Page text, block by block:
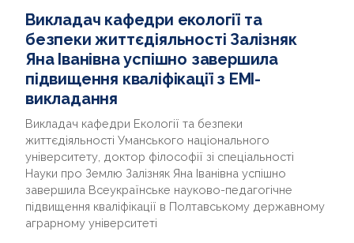
Викладач кафедри екології та
безпеки життєдіяльності Залізняк
Яна Іванівна успішно завершила
підвищення кваліфікації з EMI-
викладання
Викладач кафедри Екології та безпеки
життєдіяльності Уманського національного
університету, доктор філософії зі спеціальності
Науки про Землю Залізняк Яна Іванівна успішно
завершила Всеукраїнське науково-педагогічне
підвищення кваліфікації в Полтавському державному
аграрному університеті